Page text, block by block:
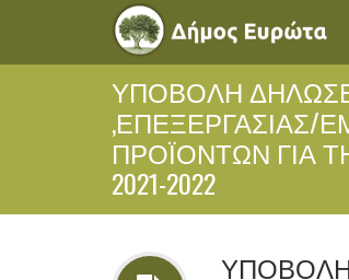
ΥΠΟΒΟΛΗ
,ΕΠΕΞΕΡΓΑΣΙΑΣ/
ΠΡΟΪΟΝΤΩΝ ΓΙΑ
2021-2022